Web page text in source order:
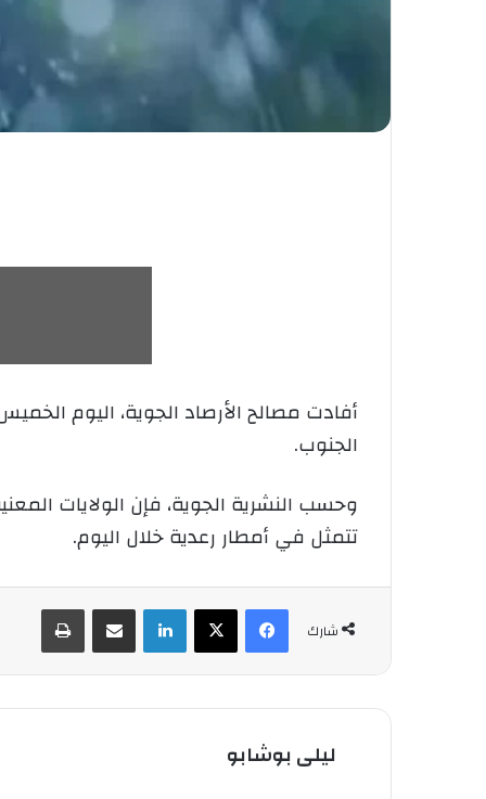
أفادت مصالح الأرصاد الجوية، اليوم
الجنوب.
وحسب النشرية الجوية، فإن الولايات
تتمثل في أمطار رعدية خلال اليوم.
شارك
فيسبوك لينكدإن شارك عبر الإيميل
ليلى بوشابو